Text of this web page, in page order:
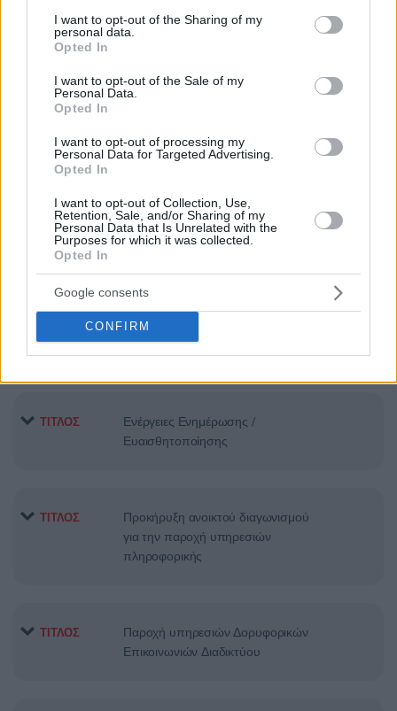
not limited to your visit or usage behaviour. You may click to
grant or deny consent to Google and its third-party tags to
use your data for below specified purposes in below Google
consent section.
I want to opt-out of the Sharing of my
personal data.
Opted In
I want to opt-out of the Sale of my
Personal Data.
Opted In
I want to opt-out of processing my
Personal Data for Targeted Advertising.
Opted In
I want to opt-out of Collection, Use,
Retention, Sale, and/or Sharing of my
Personal Data that Is Unrelated with the
Purposes for which it was collected.
Opted In
Google consents
CONFIRM
ΤΙΤΛΟΣ
ΠΡΟΜΗΘΕΙΑ ΣΤΑΘΜΩΝ ΕΡΓΑΣΙΑΣ
ΓΙΑ ΓΕΝΝΗΤΡΙΕΣ ΓΡΑΦΙΚΩΝ ΚΑΙ
Υποστήριξης σε ΟΠΣ-eServices,
χρονικής διάρκειας δώδεκα (12)
μηνών
Υπηρεσίες Συντήρησης και Τεχνικής
Υποστήριξης
ΤΙΤΛΟΣ
Ενέργειες Ενημέρωσης /
Ευαισθητοποίησης
ΤΙΤΛΟΣ
Προκήρυξη ανοικτού διαγωνισμού
για την παροχή υπηρεσιών
πληροφορικής
ΤΙΤΛΟΣ
Παροχή υπηρεσιών Δορυφορικών
Επικοινωνιών Διαδικτύου